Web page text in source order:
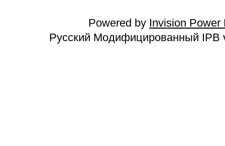
Powered by Invision Power
Русский Модифицированный IPB